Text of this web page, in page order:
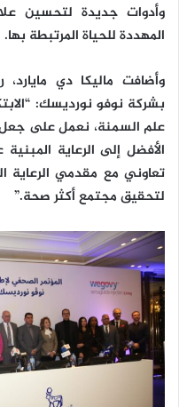
وأدوات جديدة لتحسين
المهددة للحياة المرتبطة بها.
وأضافت ماليكا دي
بشركة نوفو نورديسك:
علم السمنة، نعمل على
الأفضل إلى الرعاية
تعاوني مع مقدمي الرعاية
لتحقيق مجتمع أكثر صحة.”